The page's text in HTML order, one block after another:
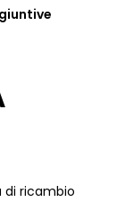
di ricambio